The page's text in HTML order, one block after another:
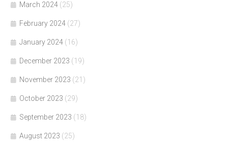
March 2024 (25)
February 2024 (27)
January 2024 (16)
December 2023 (19)
November 2023 (21)
October 2023 (29)
September 2023 (18)
August 2023 (25)